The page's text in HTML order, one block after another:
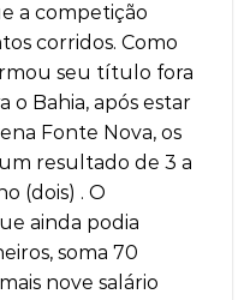
a competição
corridos. Como
seu título fora
o Bahia, após estar
Fonte Nova, os
resultado de 3 a
(dois) . O
ainda podia
soma 70
nove salário